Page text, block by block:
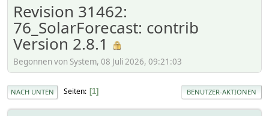
Revision 31462:
76_SolarForecast: contrib
Version 2.8.1
Begonnen von System, 08 Juli 2026, 09:21:03
NACH UNTEN Seiten 1 BENUTZER-AKTIONEN